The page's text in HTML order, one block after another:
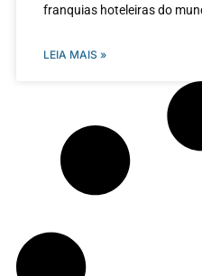
franquias hoteleiras do
LEIA MAIS »